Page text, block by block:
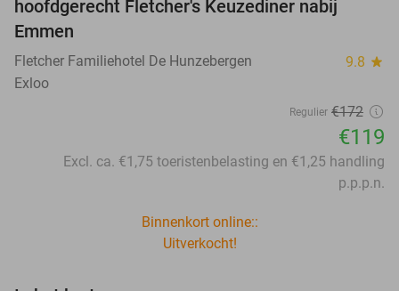
hoofdgerecht Fletcher's Keuzediner nabij
Emmen
Fletcher Familiehotel De Hunzebergen 9.8 star
Exloo
Regulier €172
€119
Excl. ca. €1,75 toeristenbelasting en €1,25 handling
p.p.p.n.
Binnenkort online::
Uitverkocht!